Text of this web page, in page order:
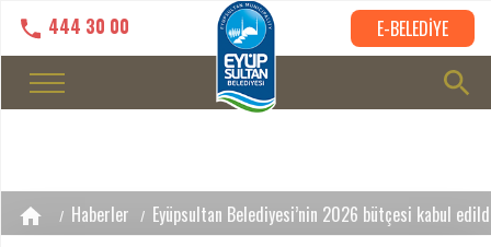
444 30 00 E-BELEDİYE
Haberler Eyüpsultan Belediyesi’nin 2026 bütçesi kabul